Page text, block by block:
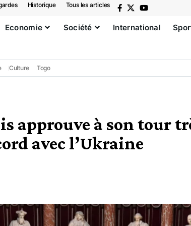
Historique Tous les articles
Economie Société International
Culture Togo
approuve à son tour
avec l’Ukraine